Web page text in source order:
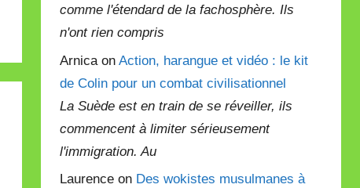
comme l'étendard de la fachosphère. Ils
n'ont rien compris
Arnica onAction, harangue et vidéo : le kit
de Colin pour un combat civilisationnel
La Suède est en train de se réveiller, ils
commencent à limiter sérieusement
l'immigration. Au
Laurence on Des wokistes musulmanes à